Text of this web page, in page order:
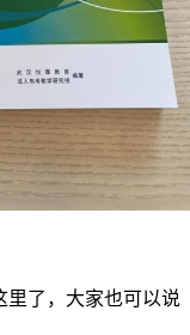
里了，大家也可以说